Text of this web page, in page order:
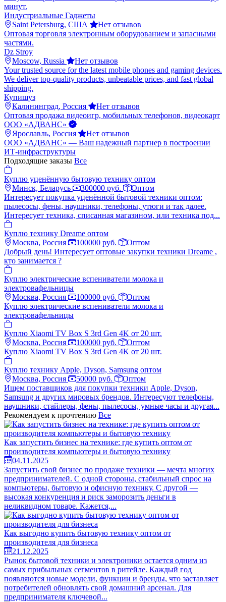
минут.
Индустриальные Гаджеты
Saint Petersburg, США
Нет отзывов
Оптовая торговля электронным оборудованием и запасными
частями.
Dz Stroy
Moscow, Russia
Нет отзывов
Your trusted source for the latest mobile phones and gaming devices.
We deliver top-quality products, unbeatable prices, and fast global
shipping.
Купишуз
Калининград, Россия
Нет отзывов
Оптовая продажа видеоигр, мобильных телефонов, видеокарт
ООО «АДВАНС»
Ярославль, Россия
Нет отзывов
ООО «АДВАНС» — Ваш надежный партнер в построении
ИТ-инфраструктуры
Подходящие заказы Все
Куплю уценённую бытовую технику оптом
Минск, Беларусь
300000 руб.
Оптом
Интересует покупка уценённой бытовой техники оптом:
пылесосы, фены, наушники, телефоны, утюги и так далее.
Интересует техника, списанная магазином, или техника под...
Куплю технику Dreame оптом
Москва, Россия
100000 руб.
Оптом
Добрый день! Интересует оптовые закупки техники Dreame ,
кто занимается ?
Куплю электрические вспениватели молока и
электровафельницы
Москва, Россия
100000 руб.
Оптом
Куплю электрические вспениватели молока и
электровафельницы
Куплю Xiaomi TV Box S 3rd Gen 4K от 20 шт.
Москва, Россия
100000 руб.
Оптом
Куплю Xiaomi TV Box S 3rd Gen 4K от 20 шт.
Куплю технику Apple, Dyson, Samsung оптом
Москва, Россия
50000 руб.
Оптом
Ищем поставщиков для покупки техники Apple, Dyson,
Samsung и других мировых брендов. Интересуют телефоны,
наушники, стайлеры, фены, пылесосы, умные часы и другая...
Рекомендуем к прочтению Все
Как запустить бизнес на технике: где купить оптом от
производителя компьютеры и бытовую технику
04.11.2025
Запустить свой бизнес по продаже техники — мечта многих
предпринимателей. С одной стороны, стабильный спрос на
компьютеры, бытовую и офисную технику. С другой —
высокая конкуренция и риск заморозить деньги в
неликвидном товаре. Кажется,...
Как выгодно купить бытовую технику оптом от
производителя для бизнеса
21.12.2025
Рынок бытовой техники и электроники остается одним из
самых прибыльных сегментов в ритейле. Каждый год
появляются новые модели, функции и бренды, что заставляет
потребителей обновлять свой домашний арсенал. Для
предпринимателя ключевой...